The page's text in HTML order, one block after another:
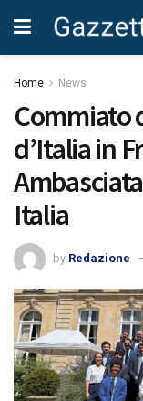
Home News
Commiato
d’Italia in
Italia
by Redazione